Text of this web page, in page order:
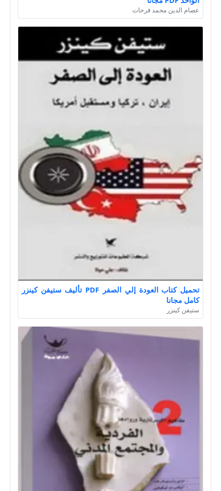
عصام الدين محمد فرحات
تحميل كتاب العودة إلي الصفر PDF تأليف ستيفن كينزر
كامل مجانا
ستيفن كينزر